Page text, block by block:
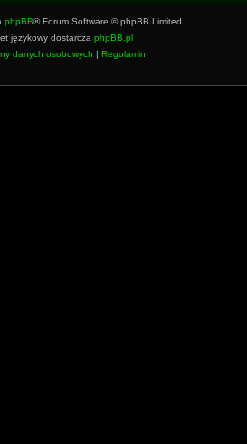
phpBB® Forum Software © phpBB Limited
językowy dostarcza phpBB.pl
danych osobowych | Regulamin